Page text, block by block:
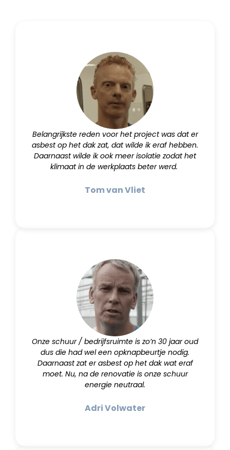
Belangrijkste reden voor het project was dat er
asbest op het dak zat, dat wilde ik eraf hebben.
Daarnaast wilde ik ook meer isolatie zodat het
klimaat in de werkplaats beter werd.
Tom van Vliet
Onze schuur / bedrijfsruimte is zo’n 30 jaar oud
dus die had wel een opknapbeurtje nodig.
Daarnaast zat er asbest op het dak wat eraf
moet. Nu, na de renovatie is onze schuur
energie neutraal.
Adri Volwater